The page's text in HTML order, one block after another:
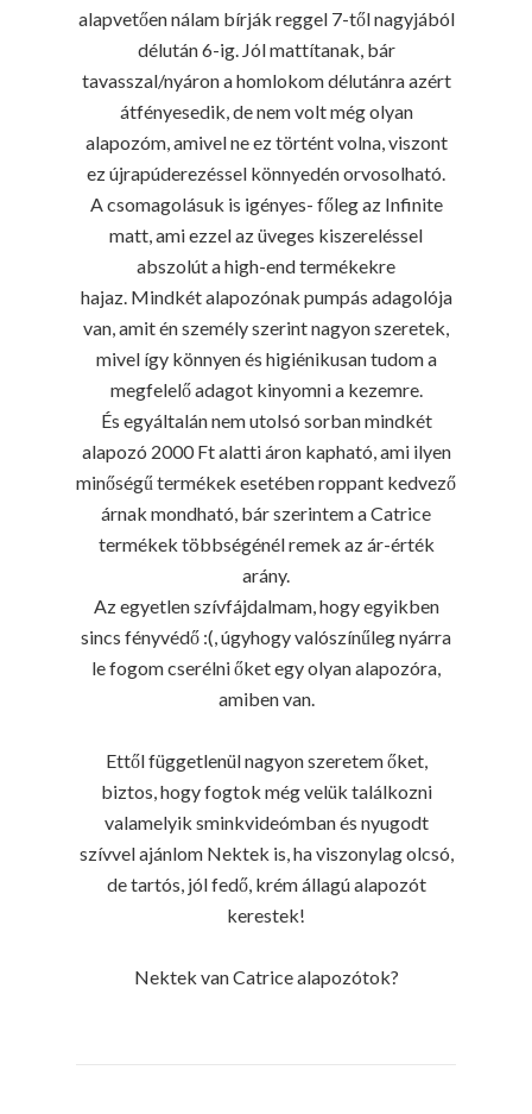
alapvetően nálam bírják reggel 7-től nagyjából
délután 6-ig. Jól mattítanak, bár
tavasszal/nyáron a homlokom délutánra azért
átfényesedik, de nem volt még olyan
alapozóm, amivel ne ez történt volna, viszont
ez újrapúderezéssel könnyedén orvosolható.
A csomagolásuk is igényes- főleg az Infinite
matt, ami ezzel az üveges kiszereléssel
abszolút a high-end termékekre
hajaz. Mindkét alapozónak pumpás adagolója
van, amit én személy szerint nagyon szeretek,
mivel így könnyen és higiénikusan tudom a
megfelelő adagot kinyomni a kezemre.
És egyáltalán nem utolsó sorban mindkét
alapozó 2000 Ft alatti áron kapható, ami ilyen
minőségű termékek esetében roppant kedvező
árnak mondható, bár szerintem a Catrice
termékek többségénél remek az ár-érték
arány.
Az egyetlen szívfájdalmam, hogy egyikben
sincs fényvédő :(, úgyhogy valószínűleg nyárra
le fogom cserélni őket egy olyan alapozóra,
amiben van.
Ettől függetlenül nagyon szeretem őket,
biztos, hogy fogtok még velük találkozni
valamelyik sminkvideómban és nyugodt
szívvel ajánlom Nektek is, ha viszonylag olcsó,
de tartós, jól fedő, krém állagú alapozót
kerestek!
Nektek van Catrice alapozótok?